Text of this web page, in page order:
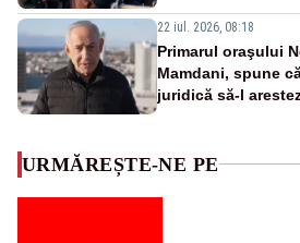
22 iul. 2026, 08:18
Primarul oraşului
Mamdani, spune
juridică să-l
URMĂREȘTE-NE PE